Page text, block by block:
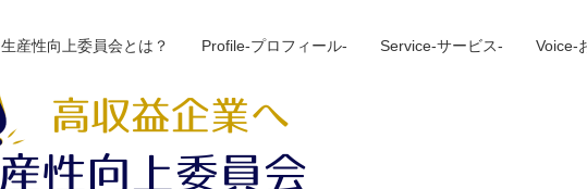
生産性向上委員会とは？ Profile-プロフィール- Service-サービス- Voice-